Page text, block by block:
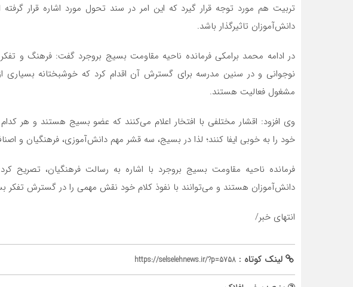
تربیت هم مورد توجه قرار گیرد که این امر در سند تحول مورد اشاره قرار
دانش‌آموزان تاثیرگذار باشد.
در ادامه محمد برامکی فرمانده ناحیه مقاومت بسیج بروجرد گفت: فرهنگ و
نوجوانی و در سنین مدرسه برای گسترش آن اقدام کرد که خوشبختانه بسیاری
مشغول فعالیت هستند.
وی افزود: اقشار مختلفی با افتخار اعلام می‌کنند که عضو بسیج هستند و هر
خود را به خوبی ایفا کنند؛ لذا در بسیج، سه قشر مهم دانش‌آموزی، فرهنگیان و
فرمانده ناحیه مقاومت بسیج بروجرد با اشاره به رسالت فرهنگیان، تصریح
دانش‌آموزان هستند و می‌توانند با نفوذ کلام خود نقش مهمی را در گسترش تفکر
انتهای خبر/
لینک کوتاه : https://selselehnews.ir/?p=5758